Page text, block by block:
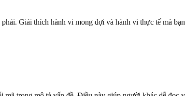
Giải thích hành vi mong đợi và hành vi thực tế mà